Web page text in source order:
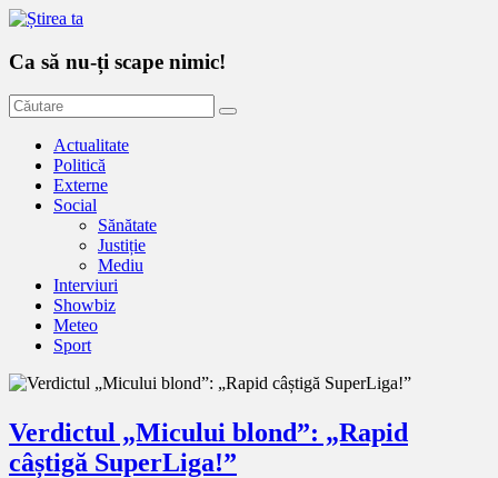
Ca să nu-ți scape nimic!
Actualitate
Politică
Externe
Social
Sănătate
Justiție
Mediu
Interviuri
Showbiz
Meteo
Sport
Verdictul „Micului blond”: „Rapid
câștigă SuperLiga!”